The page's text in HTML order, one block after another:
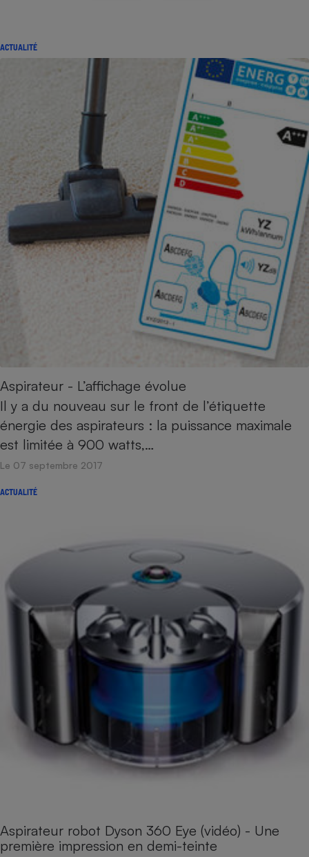
ACTUALITÉ
Aspirateur - L’affichage évolue
Il y a du nouveau sur le front de l’étiquette
énergie des aspirateurs : la puissance maximale
est limitée à 900 watts,…
Le 07 septembre 2017
ACTUALITÉ
Aspirateur robot Dyson 360 Eye (vidéo) - Une
première impression en demi-teinte